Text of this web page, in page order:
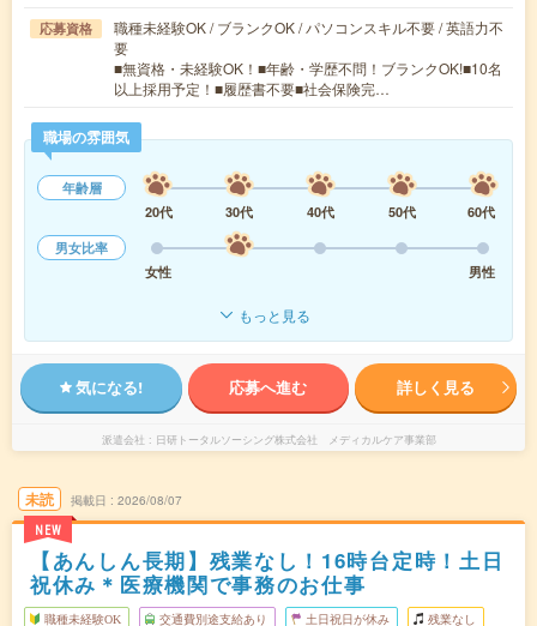
応募資格
職種未経験OK / ブランクOK / パソコンスキル不要 / 英語力不
要
■無資格・未経験OK！■年齢・学歴不問！ブランクOK!■10名
以上採用予定！■履歴書不要■社会保険完…
職場の雰囲気
年齢層
20代
30代 40代 50代
60代
男女比率
女性
男性
もっと見る
気になる! 応募へ進む 詳しく見る
派遣会社 日研トータルソーシング株式会社 メディカルケア事業部
未読
NEW
掲載日 2026/08/07
【あんしん長期】残業なし！16時台定時！土日
祝休み＊医療機関で事務のお仕事
職種未経験OK 交通費別途支給あり 土日祝日が休み 残業なし